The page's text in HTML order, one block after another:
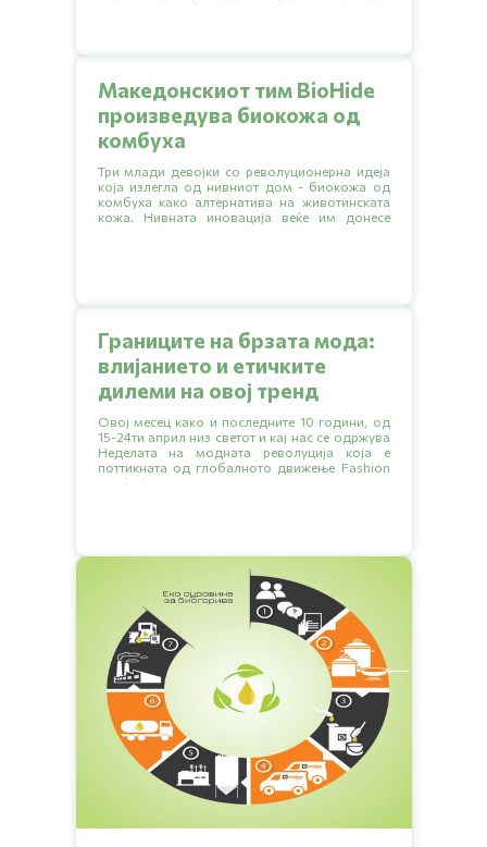
Македонскиот тим BioHide
произведува биокожа од
комбуха
Три млади девојки со револуционерна идеја
која излегла од нивниот дом - биокожа од
комбуха како алтернатива на животинската
кожа. Нивната иновација веќе им донесе
Границите на брзата мода:
влијанието и етичките
дилеми на овој тренд
Овој месец како и последните 10 години, од
15-24ти април низ светот и кај нас се одржува
Неделата на модната револуција која е
поттикната од глобалното движење Fashion
revolution или Модна револуција.